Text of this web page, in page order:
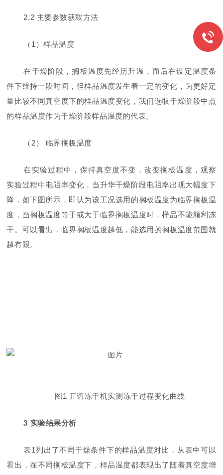
2.2 主要参数获取方法
（ 1 ）样品温度
在干燥阶段，搁板温度先经历升温，而后在设定温度条
件下维持一段时间，但样品温度发生着一定的变化，为更好定
量比较不同真空度下的样品温度变化，我们选取干燥阶段中点
的样品温度作为干燥阶段样品温度的代表。
（ 2） 临界搁板温度
在实验过程中，保持真空度不变，改变搁板温度，观察
实验过程中电阻率变化，当升华干燥阶段电阻率出现大幅度下
降，如下图所示，即认为该工况选用的搁板温度为临界搁板温
度，当搁板温度等于或大于临界搁板温度时，样品不能顺利冻
干。可以看出，临界搁板温度越低，能选用的搁板温度范围就
越有限。
图1 开谱冻干机实测冻干过程变化曲线
3 实验结果分析
表1列出了不同干燥条件下的样品温度对比，从表中可以
看出，在不同搁板温度下，样品温度都表现出了随着真空度增